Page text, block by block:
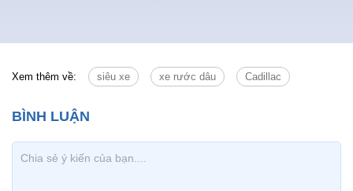
Xem thêm về: siêu xe xe rước dâu Cadillac